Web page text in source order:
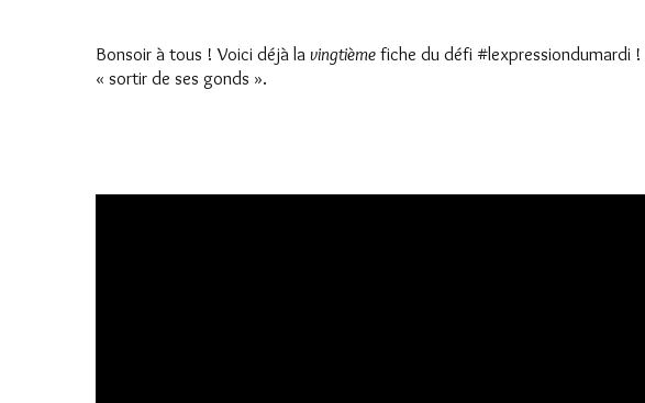
Bonsoir à tous ! Voici déjà la vingtième fiche du défi #lexpressiondumardi
« sortir de ses gonds ».